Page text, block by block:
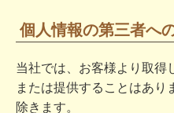
個人情報の第三者へ
当社では、お客様より取得
または提供することはあり
除きます。